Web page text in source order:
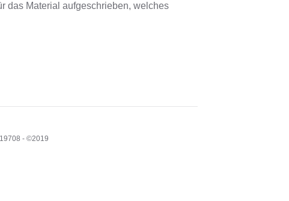
das Material aufgeschrieben, welches
- ©2019